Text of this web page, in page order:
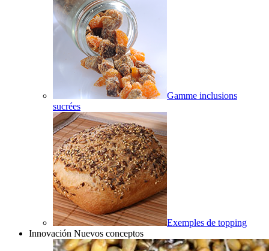
Gamme inclusions
sucrées
Exemples de topping
Innovación Nuevos conceptos